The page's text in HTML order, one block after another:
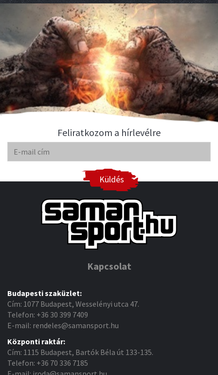
Feliratkozom a hírlevélre
Küldés
Kapcsolat
Budapesti szaküzlet:
Cím: 1077 Budapest, Wesselényi utca 47.
Telefon: +36 30 399 7409
E-mail: rendeles@samansport.hu
Központi raktár:
Cím: 1115 Budapest, Bartók Béla út 133-135.
Telefon: +36 70 336 7185